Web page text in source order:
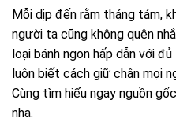
Mỗi dịp đến rằm tháng tám,
người ta cũng không quên
loại bánh ngon hấp dẫn với
luôn biết cách giữ chân mọi
Cùng tìm hiểu ngay nguồn
nha.